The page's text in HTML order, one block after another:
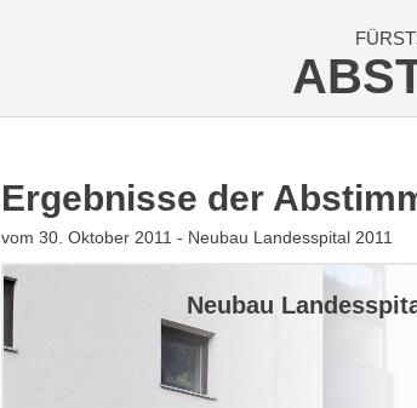
Ergebnisse der
vom 30. Oktober 2011 - Neubau Landesspital 2011
Neubau